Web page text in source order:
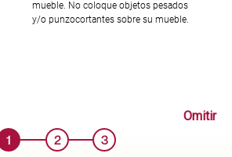
mueble. No coloque objetos pesados
y/o punzocortantes sobre su mueble.